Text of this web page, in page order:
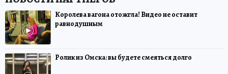
Королева вагона отожгла! Видео не оставит
равнодушным
Ролик из Омска: вы будете смеяться долго